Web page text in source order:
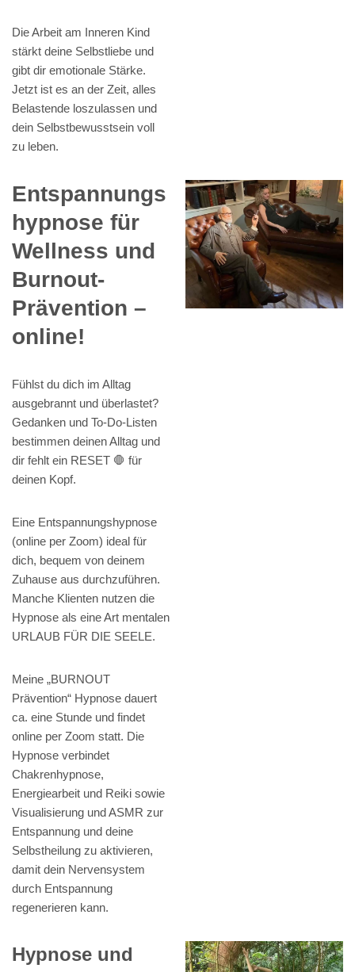
Die Arbeit am Inneren Kind
stärkt deine Selbstliebe und
gibt dir emotionale Stärke.
Jetzt ist es an der Zeit, alles
Belastende loszulassen und
dein Selbstbewusstsein voll
zu leben.
Entspannungs
hypnose für
Wellness und
Burnout-
Prävention –
online!
Fühlst du dich im Alltag
ausgebrannt und überlastet?
Gedanken und To-Do-Listen
bestimmen deinen Alltag und
dir fehlt ein RESET 🛑 für
deinen Kopf.
Eine Entspannungshypnose
(online per Zoom) ideal für
dich, bequem von deinem
Zuhause aus durchzuführen.
Manche Klienten nutzen die
Hypnose als eine Art mentalen
URLAUB FÜR DIE SEELE.
Meine „BURNOUT
Prävention“ Hypnose dauert
ca. eine Stunde und findet
online per Zoom statt. Die
Hypnose verbindet
Chakrenhypnose,
Energiearbeit und Reiki sowie
Visualisierung und ASMR zur
Entspannung und deine
Selbstheilung zu aktivieren,
damit dein Nervensystem
durch Entspannung
regenerieren kann.
Hypnose und